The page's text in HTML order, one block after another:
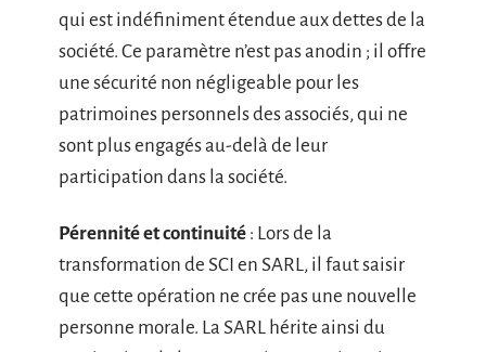
qui est indéfiniment étendue aux dettes de la
société. Ce paramètre n’est pas anodin ; il offre
une sécurité non négligeable pour les
patrimoines personnels des associés, qui ne
sont plus engagés au-delà de leur
participation dans la société.
Pérennité et continuité : Lors de la
transformation de SCI en SARL, il faut saisir
que cette opération ne crée pas une nouvelle
personne morale. La SARL hérite ainsi du